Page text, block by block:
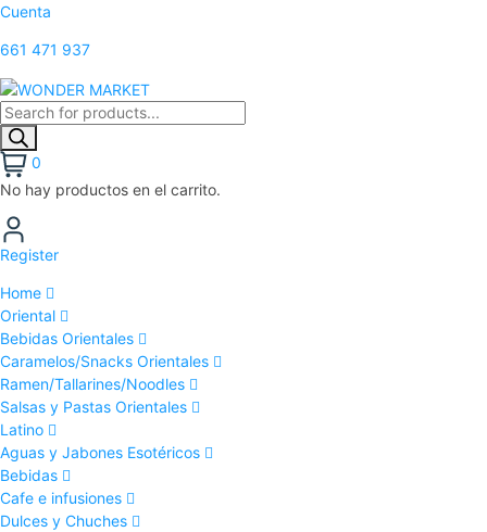
Cuenta
661 471 937
0
No hay productos en el carrito.
Register
Home
Oriental
Bebidas Orientales
Caramelos/Snacks Orientales
Ramen/Tallarines/Noodles
Salsas y Pastas Orientales
Latino
Aguas y Jabones Esotéricos
Bebidas
Cafe e infusiones
Dulces y Chuches